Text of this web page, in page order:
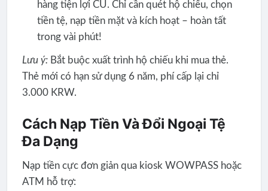
hàng tiện lợi CU. Chỉ cần quét hộ chiếu, chọn
tiền tệ, nạp tiền mặt và kích hoạt – hoàn tất
trong vài phút!
Lưu ý:Bắt buộc xuất trình hộ chiếu khi mua thẻ.
Thẻ mới có hạn sử dụng 6 năm, phí cấp lại chỉ
3.000 KRW.
Cách Nạp Tiền Và Đổi Ngoại Tệ
Đa Dạng
Nạp tiền cực đơn giản qua kiosk WOWPASS hoặc
ATM hỗ trợ: